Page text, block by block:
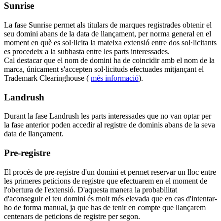
Sunrise
La fase Sunrise permet als titulars de marques registrades obtenir el
seu domini abans de la data de llançament, per norma general en el
moment en què es sol·licita la mateixa extensió entre dos sol·licitants
es procedeix a la subhasta entre les parts interessades.
Cal destacar que el nom de domini ha de coincidir amb el nom de la
marca, únicament s'accepten sol·licituds efectuades mitjançant el
Trademark Clearinghouse ( més informació).
Landrush
Durant la fase Landrush les parts interessades que no van optar per
la fase anterior poden accedir al registre de dominis abans de la seva
data de llançament.
Pre-registre
El procés de pre-registre d'un domini et permet reservar un lloc entre
les primeres peticions de registre que efectuarem en el moment de
l'obertura de l'extensió. D'aquesta manera la probabilitat
d'aconseguir el teu domini és molt més elevada que en cas d'intentar-
ho de forma manual, ja que has de tenir en compte que llançarem
centenars de peticions de registre per segon.